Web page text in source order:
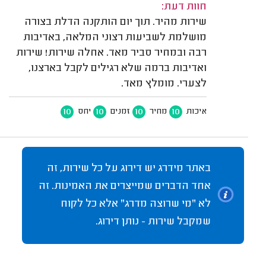
חוות דעת:
שירות מהיר. תוך יום הותקנה הדלת בצורה
מושלמת לשביעות רצוני המלאה, באדיבות
רבה ובמחיר סביר מאד. אחלה שירות! שירות
ואדיבות ברמה שלא רגילים לקבל בארצנו,
לצערי. מומלץ מאד.
איכות 10 מחיר 10 זמנים 10 יחס 10
באתר מידרג יש דירוג על כל שירות, זה
אחד הדברים שמייצרים את האמינות. זה
לא "מי שרוצה מדרג" אלא כל לקוח
שמקבל שירות - נותן דירוג.